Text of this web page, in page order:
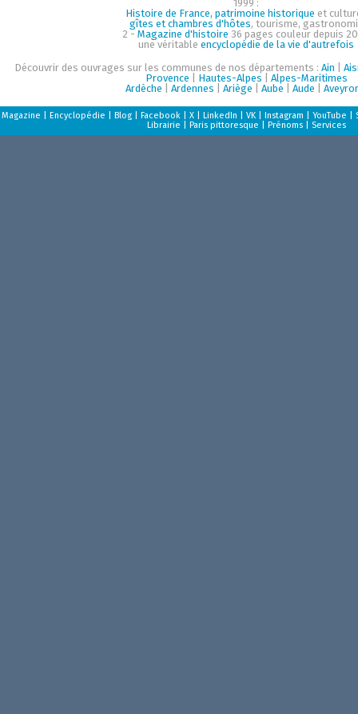
1999 :
Histoire de France, patrimoine historique et
gîtes et chambres d'hôtes, tourisme,
2 - Magazine d'histoire 36 pages couleur depuis
une véritable encyclopédie de la vie d'autrefois
Découvrir des ouvrages sur les communes de nos départements : Ain
Provence
Hautes-Alpes
Alpes-Maritimes
Ardèche
Ardennes Ariège Aube Aude
Magazine Encyclopédie Blog| Facebook| X| LinkedIn VK| Instagram YouTube
Librairie
Paris pittoresque Prénoms| Services